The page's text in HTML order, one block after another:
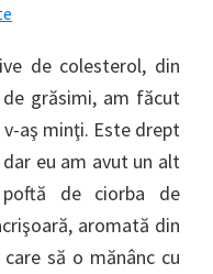
de colesterol, din
grăsimi, am făcut
aş minţi. Este drept
eu am avut un alt
de ciorba de
aromată din
să o mănânc cu